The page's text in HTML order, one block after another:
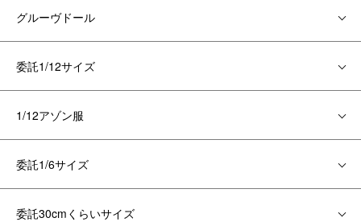
グルーヴドール
委託1/12サイズ
1/12アゾン服
委託1/6サイズ
委託30cmくらいサイズ